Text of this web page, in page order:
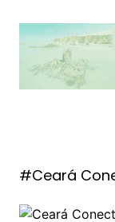
#Ceará